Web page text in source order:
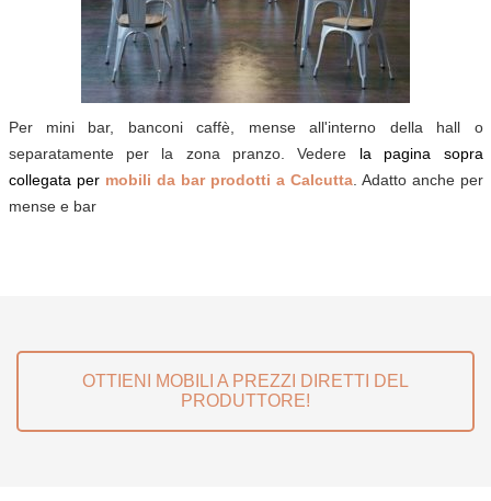
Per mini bar, banconi caffè, mense all'interno della hall o
separatamente per la zona pranzo. Vedere la pagina sopra
collegata per mobili da bar prodotti a Calcutta. Adatto anche per
mense e bar
OTTIENI MOBILI A PREZZI DIRETTI DEL
PRODUTTORE!